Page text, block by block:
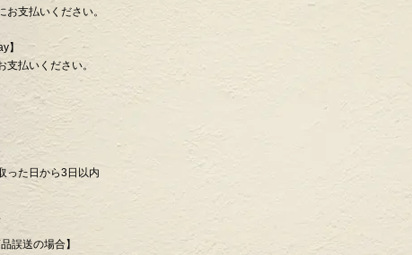
お支払いください。
】
支払いください。
った日から3日以内
誤送の場合】